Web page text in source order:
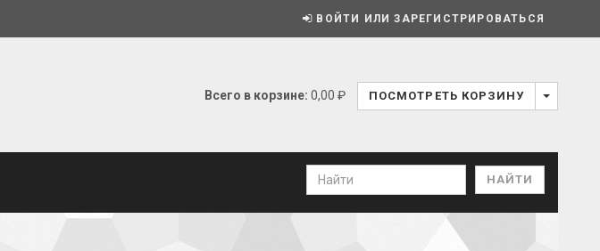
ВОЙТИ ИЛИ ЗАРЕГИСТРИРОВАТЬСЯ
Всего в корзине: 0,00 ₽ ПОСМОТРЕТЬ КОРЗИНУ